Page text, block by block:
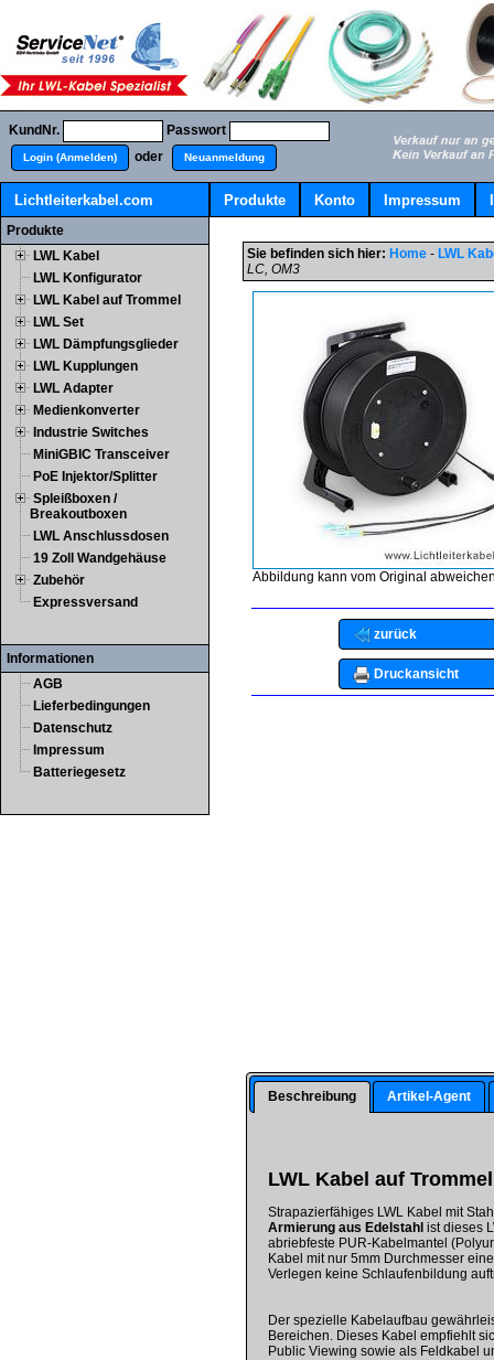
KundNr. Passwort
Login (Anmelden) oder Neuanmeldung
Lichtleiterkabel.com Produkte Konto Impressum
Produkte
LWL Kabel
LWL Konfigurator
LWL Kabel auf Trommel
LWL Set
LWL Dämpfungsglieder
LWL Kupplungen
LWL Adapter
Medienkonverter
Industrie Switches
MiniGBIC Transceiver
PoE Injektor/Splitter
Spleißboxen /
Breakoutboxen
LWL Anschlussdosen
19 Zoll Wandgehäuse
Zubehör
Expressversand
Informationen
AGB
Lieferbedingungen
Datenschutz
Impressum
Batteriegesetz
Sie befinden sich hier: Home - LWL
LC, OM3
Abbildung kann vom Original
zurück
Druckansicht
Beschreibung Artikel-Agent
LWL Kabel auf
Strapazierfähiges LWL Kabel mit
Armierung aus Edelstahl ist dieses
abriebfeste PUR-Kabelmantel
Kabel mit nur 5mm Durchmesser
Verlegen keine Schlaufenbildung
Der spezielle Kabelaufbau
Bereichen. Dieses Kabel empfiehlt
Public Viewing sowie als Feldkabel